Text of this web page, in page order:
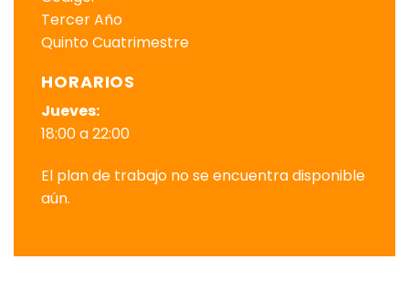
Tercer Año
Quinto Cuatrimestre
HORARIOS
Jueves:
18:00 a 22:00
El plan de trabajo no se encuentra disponible
aún.